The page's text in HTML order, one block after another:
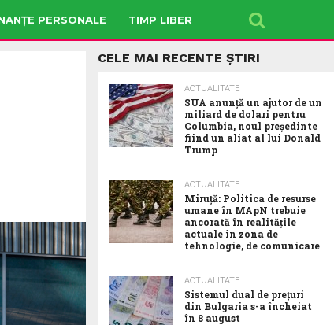
PERSONALE TIMP LIBER
CELE MAI RECENTE ȘTIRI
ACTUALITATE
SUA anunţă un ajutor de un
miliard de dolari pentru
Columbia, noul preşedinte
fiind un aliat al lui Donald
Trump
ACTUALITATE
Miruță: Politica de resurse
umane în MApN trebuie
ancorată în realitățile
actuale în zona de
tehnologie, de comunicare
ACTUALITATE
Sistemul dual de prețuri
din Bulgaria s-a încheiat
în 8 august